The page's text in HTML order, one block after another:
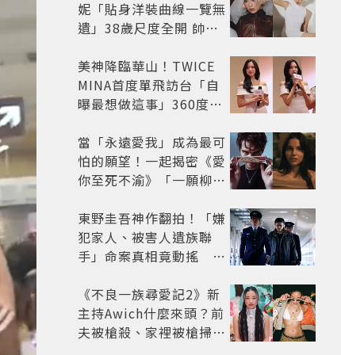
妮「貼身洋裝曲線一覽無
遺」38歲尺度全開 帥氣
美神降臨華山！TWICE
MINA首度單飛訪台「自
曝最想做這事」360度0
開
當「永遠愛我」成為最可
怕的願望！一起揭密《愛
你至死不渝》「一願柳」
路
東野圭吾神作翻拍！「嫌
犯家人、被害人遺族聯
手」命案真相竟動搖
框架展開
《不良一族尋愛記2》新
主持Awich什麼來頭？前
夫被槍殺、家裡被槍掃射